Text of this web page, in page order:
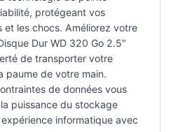
protégeant vos
et les chocs. Améliorez votre
Dur WD 320 Go 2.5"
de transporter votre
paume de votre main.
de données vous
puissance du stockage
informatique avec